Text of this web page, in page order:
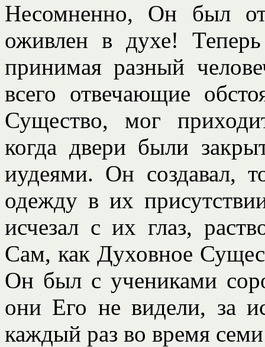
Несомненно, Он был
оживлен в духе!
принимая разный
всего отвечающие
Существо, мог
когда двери были
иудеями. Он создавал,
одежду в их
исчезал с их глаз,
Сам, как Духовное
Он был с учениками
они Его не видели, за
каждый раз во время